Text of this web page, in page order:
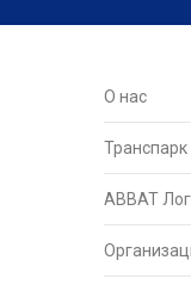
О нас
Транспарк
ABBAT